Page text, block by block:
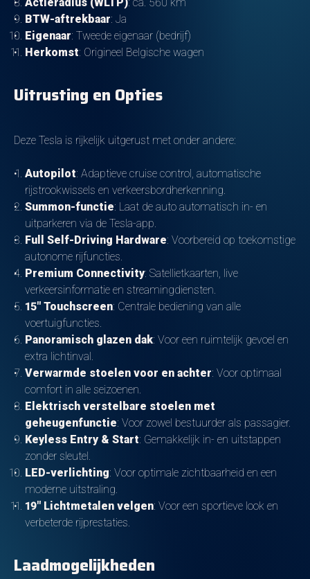
BTW-aftrekbaar: Ja
Eigenaar: Tweede eigenaar (bedrijf)
Herkomst: Origineel Belgische wagen
Uitrusting en Opties
Deze Tesla is rijkelijk uitgerust met onder andere:
Autopilot: Adaptieve cruise control, automatische
rijstrookwissels en verkeersbordherkenning.
Summon-functie: Laat de auto automatisch in- en
uitparkeren via de Tesla-app.
Full Self-Driving Hardware: Voorbereid op toekomstige
autonome rijfuncties.
Premium Connectivity: Satellietkaarten, live
verkeersinformatie en streamingdiensten.
15" Touchscreen: Centrale bediening van alle
voertuigfuncties.
Panoramisch glazen dak: Voor een ruimtelijk gevoel en
extra lichtinval.
Verwarmde stoelen voor en achter: Voor optimaal
comfort in alle seizoenen.
Elektrisch verstelbare stoelen met
geheugenfunctie: Voor zowel bestuurder als passagier.
Keyless Entry & Start: Gemakkelijk in- en uitstappen
zonder sleutel.
LED-verlichting: Voor optimale zichtbaarheid en een
moderne uitstraling.
19" Lichtmetalen velgen: Voor een sportieve look en
verbeterde rijprestaties.
Laadmogelijkheden